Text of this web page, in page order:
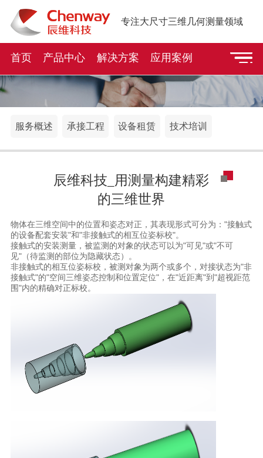
专注大尺寸三维几何测量领域
首页 产品中心 解决方案 应用案例
服务概述 承接工程 设备租赁 技术培训
辰维科技_用测量构建精彩
的三维世界
物体在三维空间中的位置和姿态对正，其表现形式可分为："接触式
的设备配套安装"和"非接触式的相互位姿标校"。
接触式的安装测量，被监测的对象的状态可以为"可见"或"不可
见"（待监测的部位为隐藏状态）。
非接触式的相互位姿标校，被测对象为两个或多个，对接状态为"非
接触式"的"空间三维姿态控制和位置定位"，在"近距离"到"超视距范
围"内的精确对正标校。